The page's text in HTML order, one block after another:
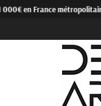
en France métropolitaine